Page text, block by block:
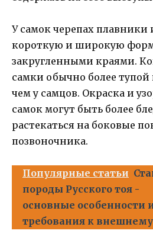
У самок черепах плавники
короткую и широкую
закругленными краями.
самки обычно более тупой
чем у самцов. Окраска и
самок могут быть более
растекаться на боковые
позвоночника.
Популярные статьи
породы Русского тоя -
основные особенности
требования к